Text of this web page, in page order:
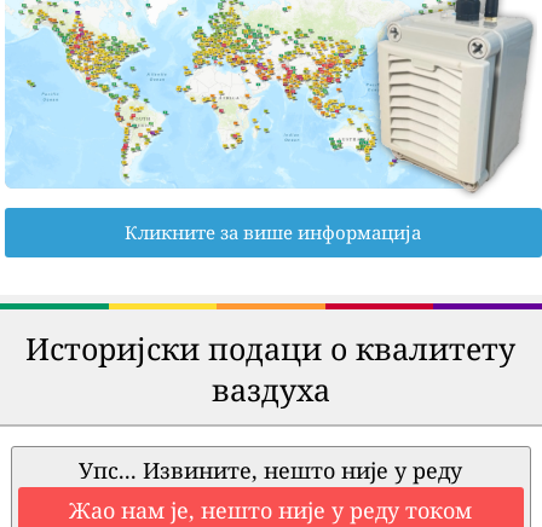
Кликните за више информација
Историјски подаци о квалитету
ваздуха
Упс... Извините, нешто није у реду
Жао нам је, нешто није у реду током